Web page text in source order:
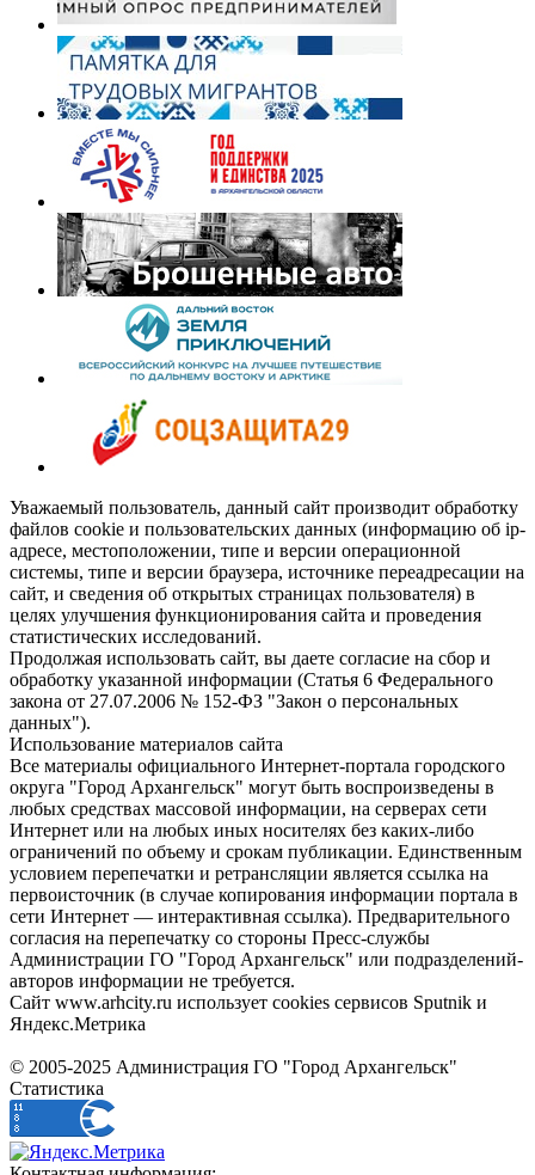
Уважаемый пользователь, данный сайт производит обработку
файлов cookie и пользовательских данных (информацию об ip-
адресе, местоположении, типе и версии операционной
системы, типе и версии браузера, источнике переадресации на
сайт, и сведения об открытых страницах пользователя) в
целях улучшения функционирования сайта и проведения
статистических исследований.
Продолжая использовать сайт, вы даете согласие на сбор и
обработку указанной информации (Статья 6 Федерального
закона от 27.07.2006 № 152-ФЗ "Закон о персональных
данных").
Использование материалов сайта
Все материалы официального Интернет-портала городского
округа "Город Архангельск" могут быть воспроизведены в
любых средствах массовой информации, на серверах сети
Интернет или на любых иных носителях без каких-либо
ограничений по объему и срокам публикации. Единственным
условием перепечатки и ретрансляции является ссылка на
первоисточник (в случае копирования информации портала в
сети Интернет — интерактивная ссылка). Предварительного
согласия на перепечатку со стороны Пресс-службы
Администрации ГО "Город Архангельск" или подразделений-
авторов информации не требуется.
Сайт www.arhcity.ru использует cookies сервисов Sputnik и
Яндекс.Метрика
© 2005-2025 Администрация ГО "Город Архангельск"
Статистика